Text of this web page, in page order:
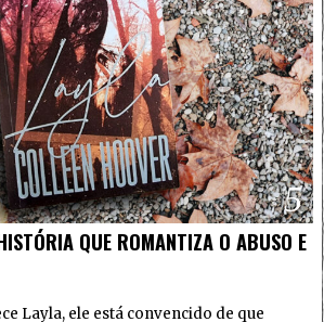
5
QUE ROMANTIZA O ABUSO E
Layla, ele está convencido de que